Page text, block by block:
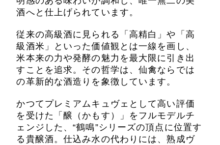
酒へと仕上げられています。
従来の高級酒に見られる「高精白」や「高
級酒米」といった価値観とは一線を画し、
米本来の力や発酵の魅力を最大限に引き出
すことを追求。その哲学は、仙禽ならでは
の革新的な酒造りを象徴しています。
かつてプレミアムキュヴェとして高い評価
を受けた「醸（かもす）」をフルモデルチ
ェンジした、“鶴鳴”シリーズの頂点に位置す
る貴醸酒。仕込み水の代わりには、熟成ヴ